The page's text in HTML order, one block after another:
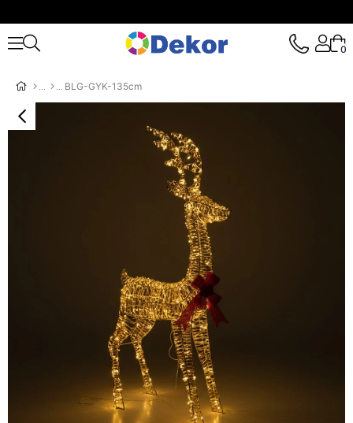
0
BLG-GYK-135cm